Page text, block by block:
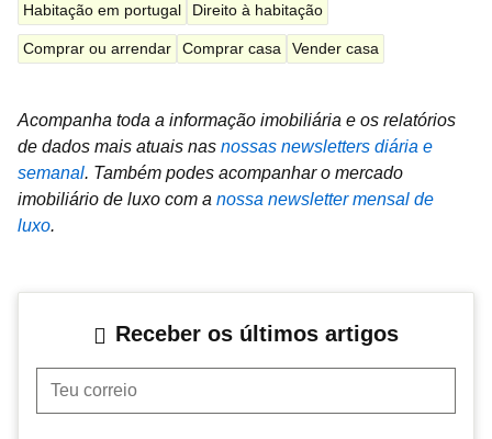
Habitação em portugal Direito à habitação
Comprar ou arrendar Comprar casa Vender casa
Acompanha toda a informação imobiliária e os relatórios
de dados mais atuais nas nossas newsletters diária e
semanal. Também podes acompanhar o mercado
imobiliário de luxo com a nossa newsletter mensal de
luxo.
Receber os últimos artigos
Teu correio